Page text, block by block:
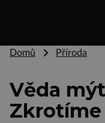
Domů Příroda
Věda